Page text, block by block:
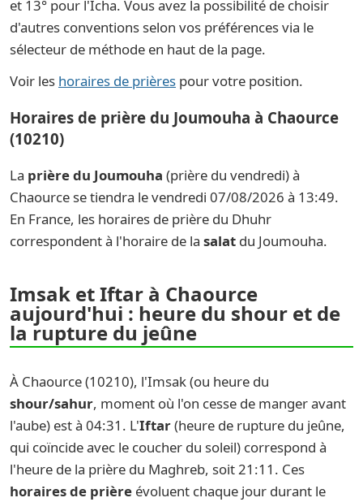
et 13° pour l'Icha. Vous avez la possibilité de choisir
d'autres conventions selon vos préférences via le
sélecteur de méthode en haut de la page.
Voir les horaires de prières pour votre position.
Horaires de prière du Joumouha à Chaource
(10210)
La prière du Joumouha (prière du vendredi) à
Chaource se tiendra le vendredi 07/08/2026 à 13:49.
En France, les horaires de prière du Dhuhr
correspondent à l'horaire de la salat du Joumouha.
Imsak et Iftar à Chaource
aujourd'hui : heure du shour et de
la rupture du jeûne
À Chaource (10210), l'Imsak (ou heure du
shour/sahur, moment où l'on cesse de manger avant
l'aube) est à 04:31. L'Iftar(heure de rupture du jeûne,
qui coïncide avec le coucher du soleil) correspond à
l'heure de la prière du Maghreb, soit 21:11. Ces
horaires de prière évoluent chaque jour durant le